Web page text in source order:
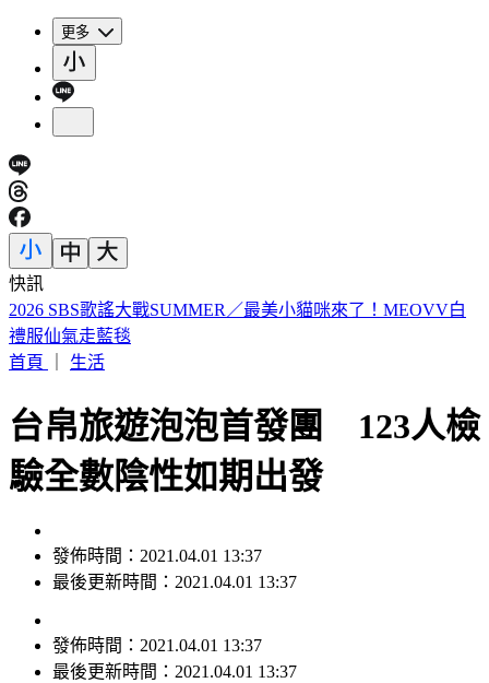
更多
快訊
山本由伸5.2局零失分！大谷翔平10局超前安 道奇成功終止7
連敗
首頁
生活
台帛旅遊泡泡首發團 123人檢
驗全數陰性如期出發
發佈時間：2021.04.01 13:37
最後更新時間：2021.04.01 13:37
發佈時間： 2021.04.01 13:37
最後更新時間： 2021.04.01 13:37